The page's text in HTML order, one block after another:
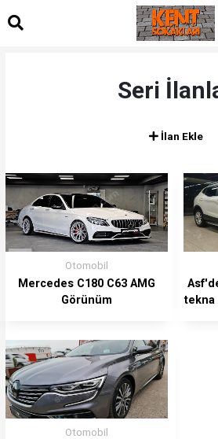
Seri
İlan Ekle
Otomobil
Mercedes C180 C63 AMG
Görünüm
tekna
Otomobil